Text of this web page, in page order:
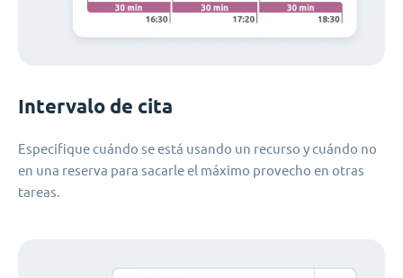
Intervalo de cita
Especifique cuándo se está usando un recurso y cuándo no
en una reserva para sacarle el máximo provecho en otras
tareas.